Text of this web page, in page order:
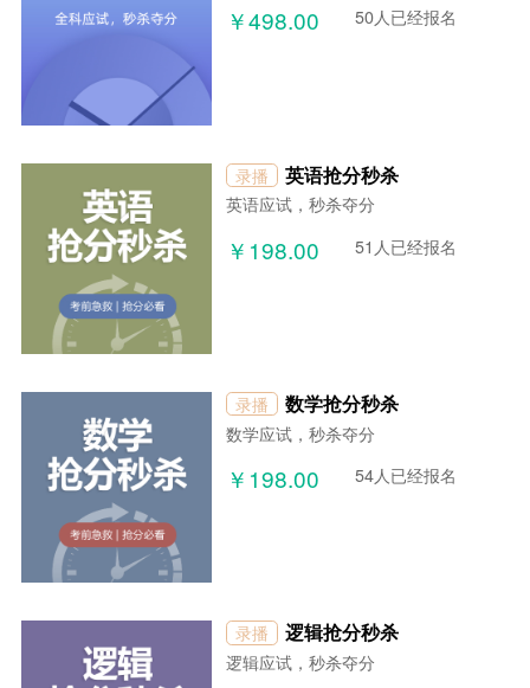
￥498.00 50人已经报名
录播 英语抢分秒杀
英语应试，秒杀夺分
￥198.00 51人已经报名
录播 数学抢分秒杀
数学应试，秒杀夺分
￥198.00 54人已经报名
录播 逻辑抢分秒杀
逻辑应试，秒杀夺分